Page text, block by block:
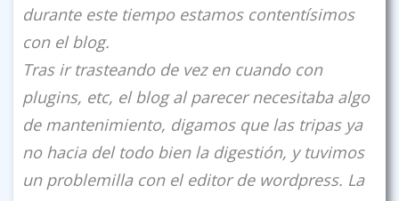
durante este tiempo estamos contentísimos
con el blog.
Tras ir trasteando de vez en cuando con
plugins, etc, el blog al parecer necesitaba algo
de mantenimiento, digamos que las tripas ya
no hacia del todo bien la digestión, y tuvimos
un problemilla con el editor de wordpress. La